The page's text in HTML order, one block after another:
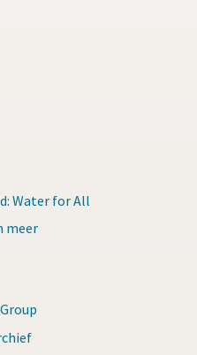
Water for All
meer